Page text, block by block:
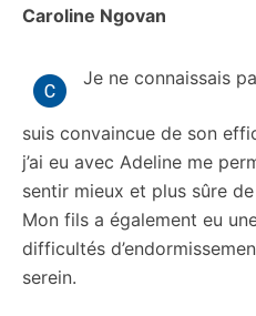
Caroline Ngovan
Je ne connaissais
suis convaincue de son
j’ai eu avec Adeline me
sentir mieux et plus sûre
Mon fils a également eu
difficultés
serein.